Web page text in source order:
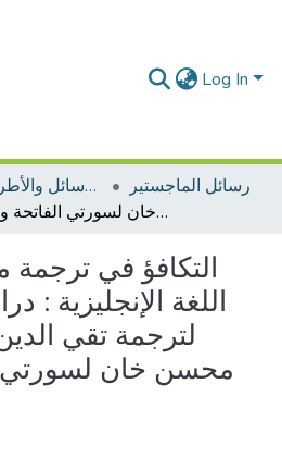
Log In
الرسائل والأطروحات الأكاديمية
رسائل الماجستير
التكافؤ في ترجمة معاني القرآن إلى اللغة الإنجليزية : دراسة نقدية مقارنة لترجمة تقي الدين الهلالي و محمد محسن خان لسورتي الفاتحة و البقرة
التكافؤ في ترجمة
اللغة الإنجليزية :
لترجمة تقي
محسن خان لسورتي